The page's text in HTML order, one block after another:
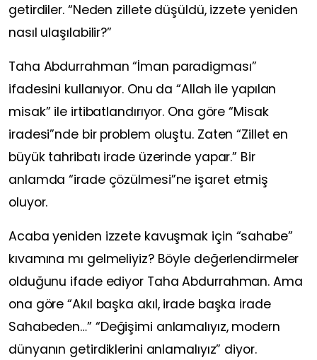
getirdiler. “Neden zillete düşüldü, izzete yeniden
nasıl ulaşılabilir?”
Taha Abdurrahman “İman paradigması”
ifadesini kullanıyor. Onu da “Allah ile yapılan
misak” ile irtibatlandırıyor. Ona göre “Misak
iradesi”nde bir problem oluştu. Zaten “Zillet en
büyük tahribatı irade üzerinde yapar.” Bir
anlamda “irade çözülmesi”ne işaret etmiş
oluyor.
Acaba yeniden izzete kavuşmak için “sahabe”
kıvamına mı gelmeliyiz? Böyle değerlendirmeler
olduğunu ifade ediyor Taha Abdurrahman. Ama
ona göre “Akıl başka akıl, irade başka irade
Sahabeden…” “Değişimi anlamalıyız, modern
dünyanın getirdiklerini anlamalıyız” diyor.